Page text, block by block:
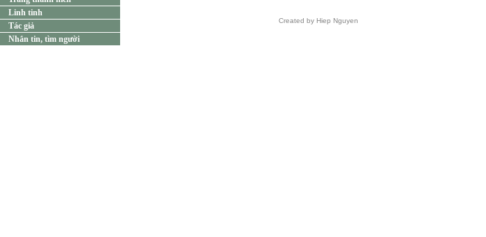
Linh tinh
Tác giả
Nhắn tin, tìm người
Created by Hiep Nguyen